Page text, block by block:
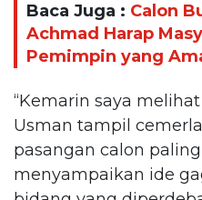
Baca Juga : Calon
Achmad Harap
Pemimpin yang
“Kemarin saya
Usman tampil
pasangan calon
menyampaikan ide